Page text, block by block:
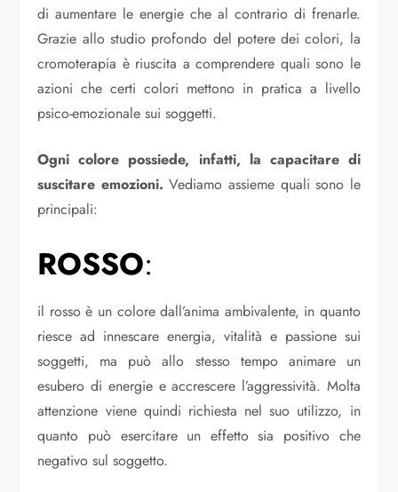
di aumentare le energie che al contrario di frenarle.
Grazie allo studio profondo del potere dei colori, la
cromoterapia è riuscita a comprendere quali sono le
azioni che certi colori mettono in pratica a livello
psico-emozionale sui soggetti.
Ogni colore possiede, infatti, la capacitare di
suscitare emozioni. Vediamo assieme quali sono le
principali:
ROSSO:
il rosso è un colore dall’anima ambivalente, in quanto
riesce ad innescare energia, vitalità e passione sui
soggetti, ma può allo stesso tempo animare un
esubero di energie e accrescere l’aggressività. Molta
attenzione viene quindi richiesta nel suo utilizzo, in
quanto può esercitare un effetto sia positivo che
negativo sul soggetto.